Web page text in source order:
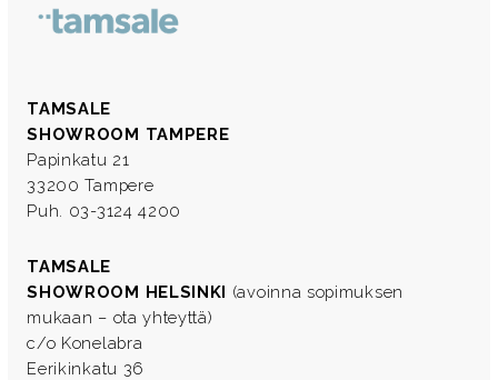
TAMSALE
SHOWROOM TAMPERE
Papinkatu 21
33200 Tampere
Puh. 03-3124 4200
TAMSALE
SHOWROOM HELSINKI (avoinna sopimuksen
mukaan – ota yhteyttä)
c/o Konelabra
Eerikinkatu 36